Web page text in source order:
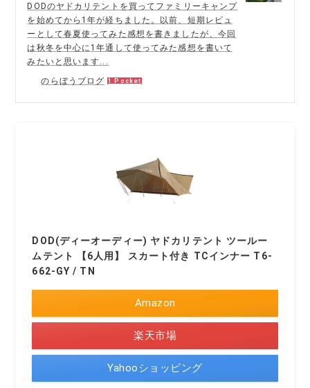
DODのヤドカリテントを買ってファミリーキャンプ
を始めてから1年が経ちました。以前、短期レビュ
ーとして春夏使ってみた感想を書きましたが、今回
は秋冬を中心に1年通して使ってみた感想を書いて
みたいと思います...
のらぼうブログ
1 Pocket
DOD(ディーオーディー) ヤドカリテント ツールー
ムテント 【6人用】 スカート付き TCインナー T6-
662-GY / TN
Amazon
楽天市場
Yahooショッピング